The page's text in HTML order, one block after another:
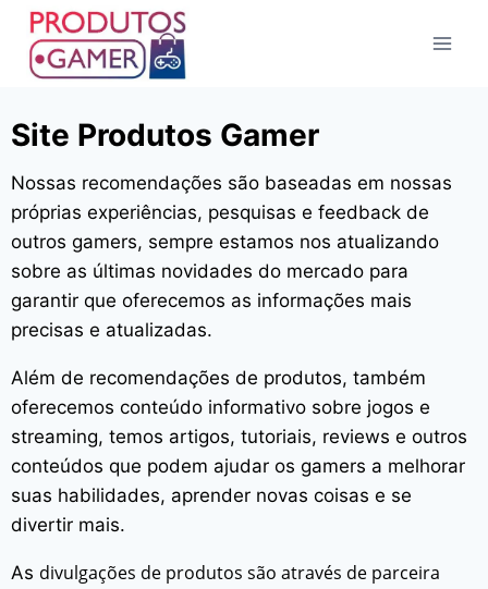
Site Produtos Gamer
Nossas recomendações são baseadas em nossas
próprias experiências, pesquisas e feedback de
outros gamers, sempre estamos nos atualizando
sobre as últimas novidades do mercado para
garantir que oferecemos as informações mais
precisas e atualizadas.
Além de recomendações de produtos, também
oferecemos conteúdo informativo sobre jogos e
streaming, temos artigos, tutoriais, reviews e outros
conteúdos que podem ajudar os gamers a melhorar
suas habilidades, aprender novas coisas e se
divertir mais.
As divulgações de produtos são através de parceira